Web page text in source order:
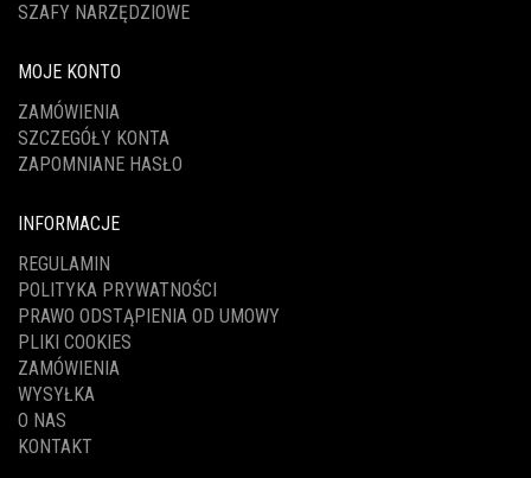
SZAFY NARZĘDZIOWE
MOJE KONTO
ZAMÓWIENIA
SZCZEGÓŁY KONTA
ZAPOMNIANE HASŁO
INFORMACJE
REGULAMIN
POLITYKA PRYWATNOŚCI
PRAWO ODSTĄPIENIA OD UMOWY
PLIKI COOKIES
ZAMÓWIENIA
WYSYŁKA
O NAS
KONTAKT